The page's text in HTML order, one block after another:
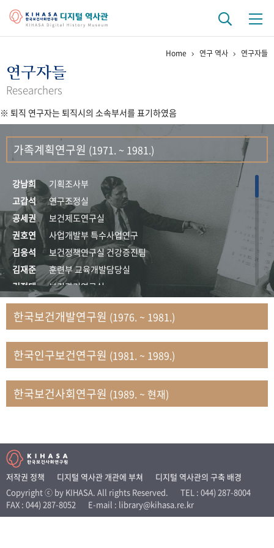
걸어온 길 기관 변천사
연구 역사
정책과 연구 키워드로 보는 연구 역사
연구자들
간행물 변천사
기록물 아카이브
사진 아카이브 문서 기록물 행정박물 영상 기록물
50+1주년 기념
성과 50선 숫자로 보는 50년
세계와 함께 한 KIHASA
VR 역사관
Home 연구 역사 연구자들
연구자들
Researchers
※ 퇴직 연구자는 퇴직시의 소속부서를 표기하였음
가족계획연구원 (1971. ~ 1981.)
강남희
기획조사부
고갑석
연구조정실
공세권
보건제도연구실
권호연
사업개발부 특수사업연구
김응석
보건정책연구실 건강증진팀
김재준
훈련부 교육개발담당실
김정태
보건관리연구실
김지자
연구부 사회개발담당실
김태룡
조사평가부 연구과
문현상
가족복지연구실 인구가족연구팀
박인화
보건정책연구실
박재빈
연구부 인구역학담당실
변종화
보건정책연구실 건강증진팀
송건용
보건정책연구실
송태민
정보통계연구실 빅데이터연구센터
신희설
사업개발부 국제협력연구실
이규식
의료보험연구실
이문기
훈련부
한국보건개발연구원 (1976. ~ 1981.)
한국인구보건연구원 (1981. ~ 1989.)
한국보건사회연구원 (1989. ~ 현재)
저작권 정책 디지털 역사관 개관에 부쳐
디지털 역사관의 구축 배경
Copyright ⓒ by KIHASA. All rights Reserved.
TEL : 044) 287-8004
FAX : 044) 287-8052
E-mail : library@kihasa.re.kr